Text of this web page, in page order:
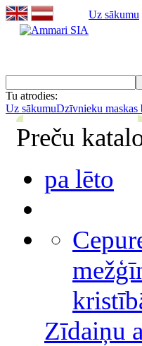
Uz sākumu
Tu atrodies:
Uz sākumuDzīvnieku maskas
Preču
pa lēto
Zīdaiņu